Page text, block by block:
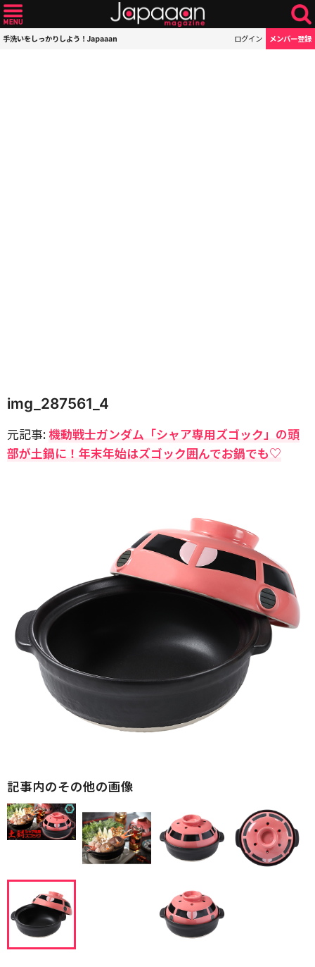
手洗いをしっかりしよう！Japaaan ログイン メンバー登録
img_287561_4
元記事:機動戦士ガンダム「シャア専用ズゴック」の頭
部が土鍋に！年末年始はズゴック囲んでお鍋でも♡
記事内のその他の画像